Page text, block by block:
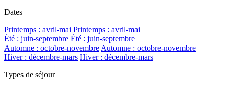
Dates
Printemps : avril-mai Printemps : avril-mai
Été : juin-septembre Été : juin-septembre
Automne : octobre-novembreAutomne : octobre-novembre
Hiver : décembre-mars Hiver : décembre-mars
Types de séjour